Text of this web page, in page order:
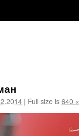
| Full size is640